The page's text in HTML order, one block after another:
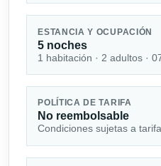
ESTANCIA Y OCUPACIÓN
5 noches
1 habitación · 2 adultos ·
POLÍTICA DE TARIFA
No reembolsable
Condiciones sujetas a tarifa